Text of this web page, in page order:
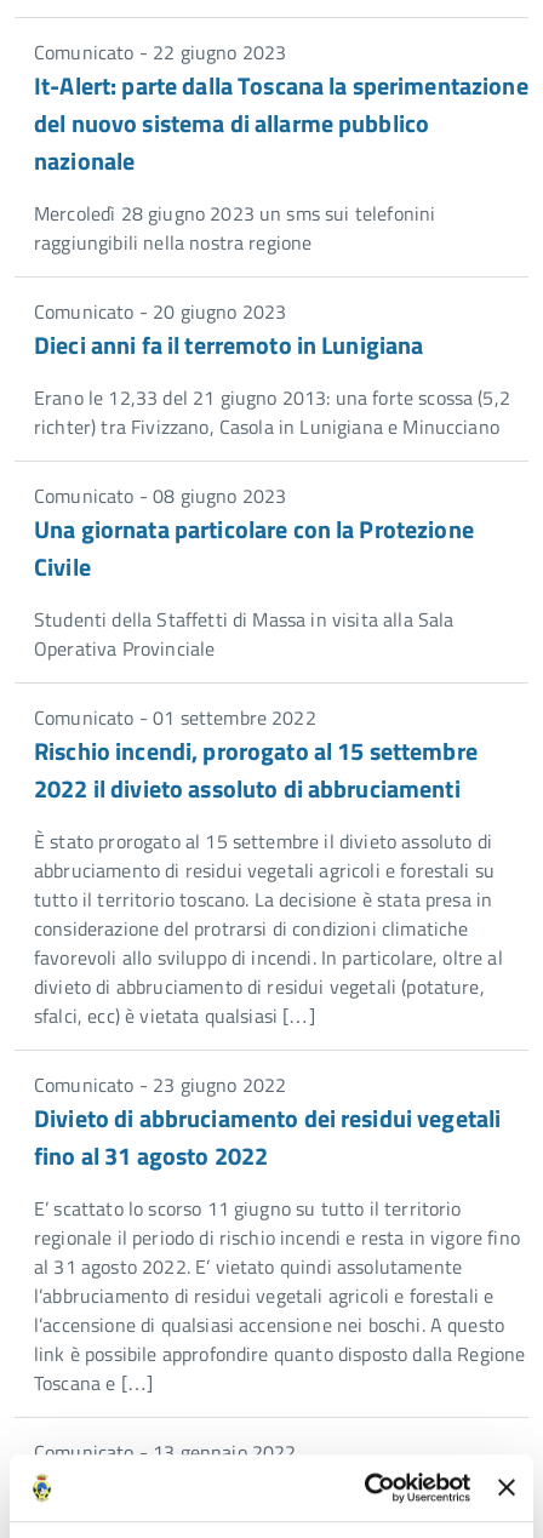
Comunicato - 22 giugno 2023
It-Alert: parte dalla Toscana la sperimentazione
del nuovo sistema di allarme pubblico
nazionale
Mercoledì 28 giugno 2023 un sms sui telefonini
raggiungibili nella nostra regione
Comunicato - 20 giugno 2023
Dieci anni fa il terremoto in Lunigiana
Erano le 12,33 del 21 giugno 2013: una forte scossa (5,2
richter) tra Fivizzano, Casola in Lunigiana e Minucciano
Comunicato - 08 giugno 2023
Una giornata particolare con la Protezione
Civile
Studenti della Staffetti di Massa in visita alla Sala
Operativa Provinciale
Comunicato - 01 settembre 2022
Rischio incendi, prorogato al 15 settembre
2022 il divieto assoluto di abbruciamenti
È stato prorogato al 15 settembre il divieto assoluto di
abbruciamento di residui vegetali agricoli e forestali su
tutto il territorio toscano. La decisione è stata presa in
considerazione del protrarsi di condizioni climatiche
favorevoli allo sviluppo di incendi. In particolare, oltre al
divieto di abbruciamento di residui vegetali (potature,
sfalci, ecc) è vietata qualsiasi […]
Comunicato - 23 giugno 2022
Divieto di abbruciamento dei residui vegetali
fino al 31 agosto 2022
E’ scattato lo scorso 11 giugno su tutto il territorio
regionale il periodo di rischio incendi e resta in vigore fino
al 31 agosto 2022. E’ vietato quindi assolutamente
l’abbruciamento di residui vegetali agricoli e forestali e
l’accensione di qualsiasi accensione nei boschi. A questo
link è possibile approfondire quanto disposto dalla Regione
Toscana e […]
Comunicato - 13 gennaio 2022
Una nuova sede per la Protezione civile
provinciale